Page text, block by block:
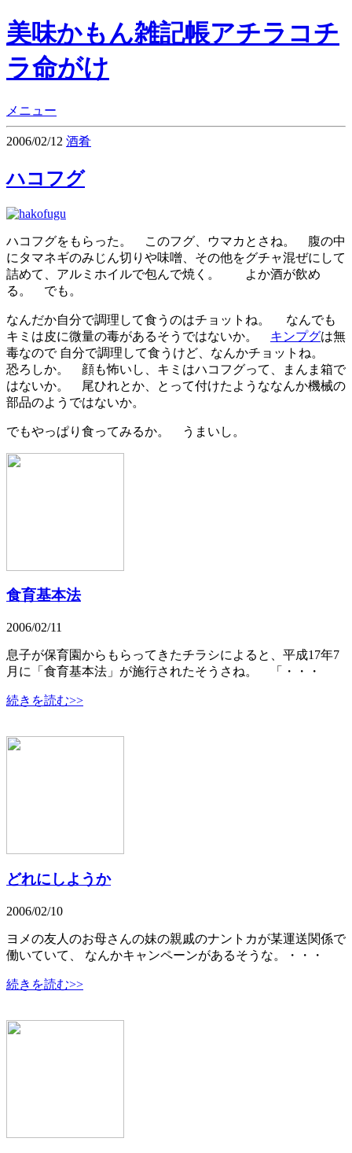
美味かもん雑記帳アチラコチ
ラ命がけ
メニュー
2006/02/12 酒肴
ハコフグ
ハコフグをもらった。 このフグ、ウマカとさね。 腹の中
にタマネギのみじん切りや味噌、その他をグチャ混ぜにして
詰めて、アルミホイルで包んで焼く。 よか酒が飲め
る。 でも。
なんだか自分で調理して食うのはチョットね。 なんでも
キミは皮に微量の毒があるそうではないか。 キンプグは無
毒なので 自分で調理して食うけど、なんかチョットね。
恐ろしか。 顔も怖いし、キミはハコフグって、まんま箱で
はないか。 尾ひれとか、とって付けたようななんか機械の
部品のようではないか。
でもやっぱり食ってみるか。 うまいし。
食育基本法
2006/02/11
息子が保育園からもらってきたチラシによると、平成17年7
月に「食育基本法」が施行されたそうさね。 「・・・
続きを読む>>
どれにしようか
2006/02/10
ヨメの友人のお母さんの妹の親戚のナントカが某運送関係で
働いていて、 なんかキャンペーンがあるそうな。・・・
続きを読む>>